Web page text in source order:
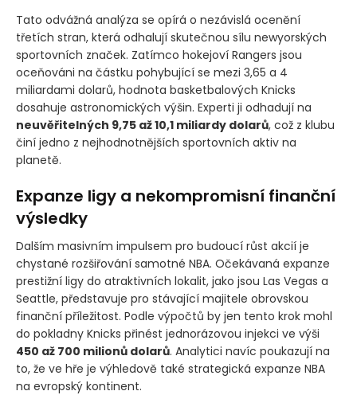
Tato odvážná analýza se opírá o nezávislá ocenění
třetích stran, která odhalují skutečnou sílu newyorských
sportovních značek. Zatímco hokejoví Rangers jsou
oceňováni na částku pohybující se mezi 3,65 a 4
miliardami dolarů, hodnota basketbalových Knicks
dosahuje astronomických výšin. Experti ji odhadují na
neuvěřitelných 9,75 až 10,1 miliardy dolarů, což z klubu
činí jedno z nejhodnotnějších sportovních aktiv na
planetě.
Expanze ligy a nekompromisní finanční
výsledky
Dalším masivním impulsem pro budoucí růst akcií je
chystané rozšiřování samotné NBA. Očekávaná expanze
prestižní ligy do atraktivních lokalit, jako jsou Las Vegas a
Seattle, představuje pro stávající majitele obrovskou
finanční příležitost. Podle výpočtů by jen tento krok mohl
do pokladny Knicks přinést jednorázovou injekci ve výši
450 až 700 milionů dolarů. Analytici navíc poukazují na
to, že ve hře je výhledově také strategická expanze NBA
na evropský kontinent.